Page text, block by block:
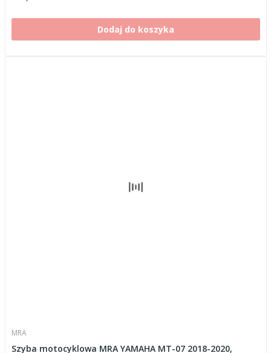
Dodaj do koszyka
MRA
Szyba motocyklowa MRA YAMAHA MT-07 2018-2020,